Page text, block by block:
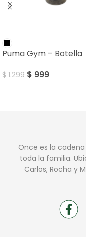
Puma Gym – Botella
$1.299 $ 999
Once es la
toda la familia.
Carlos, Rocha y